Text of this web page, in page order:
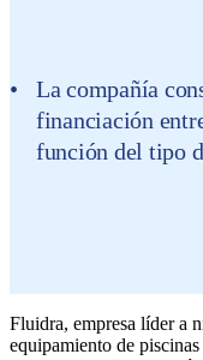
La compañía
financiación
función del tipo
Fluidra, empresa líder a
equipamiento de